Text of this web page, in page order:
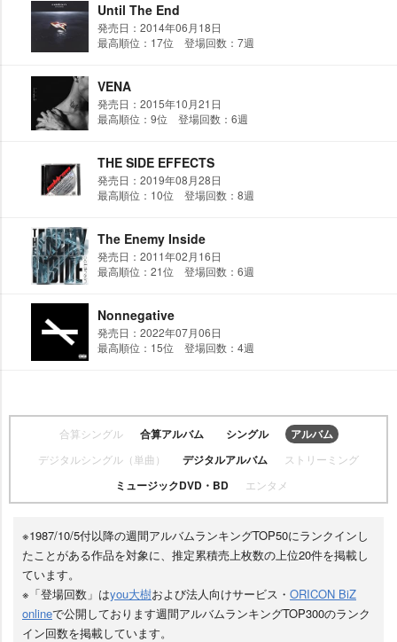
Until The End
発売日：2014年06月18日
最高順位：17位 登場回数：7週
VENA
発売日：2015年10月21日
最高順位：9位 登場回数：6週
THE SIDE EFFECTS
発売日：2019年08月28日
最高順位：10位 登場回数：8週
The Enemy Inside
発売日：2011年02月16日
最高順位：21位 登場回数：6週
Nonnegative
発売日：2022年07月06日
最高順位：15位 登場回数：4週
合算シングル 合算アルバム シングル アルバム
デジタルシングル（単曲） デジタルアルバム ストリーミング
ミュージックDVD・BD エンタメ
※1987/10/5付以降の週間アルバムランキングTOP50にランクインし
たことがある作品を対象に、推定累積売上枚数の上位20件を掲載し
ています。
※「登場回数」はyou大樹および法人向けサービス・ ORICON BiZ
onlineで公開しております週間アルバムランキングTOP300のランク
イン回数を掲載しています。